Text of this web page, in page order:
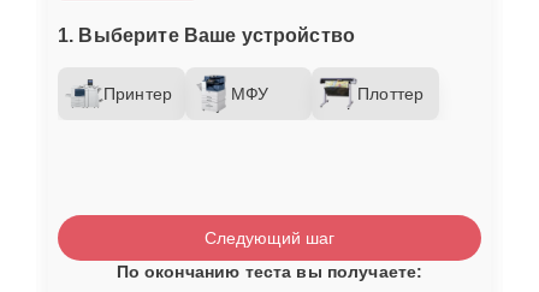
1. Выберите Ваше устройство
Принтер МФУ Плоттер
Следующий шаг
По окончанию теста вы получаете: